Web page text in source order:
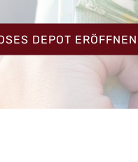
DEPOT ERÖFFNEN